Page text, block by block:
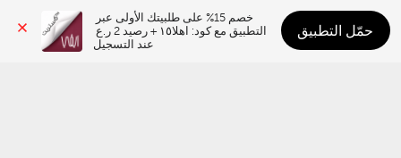
عند التسجيل
حمّل التطبيق